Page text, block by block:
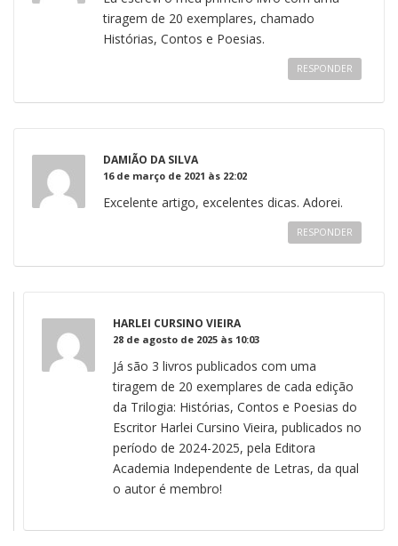
tiragem de 20 exemplares, chamado
Histórias, Contos e Poesias.
RESPONDER
DAMIÃO DA SILVA
16 de março de 2021 às 22:02
Excelente artigo, excelentes dicas. Adorei.
RESPONDER
HARLEI CURSINO VIEIRA
28 de agosto de 2025 às 10:03
Já são 3 livros publicados com uma
tiragem de 20 exemplares de cada edição
da Trilogia: Histórias, Contos e Poesias do
Escritor Harlei Cursino Vieira, publicados no
período de 2024-2025, pela Editora
Academia Independente de Letras, da qual
o autor é membro!